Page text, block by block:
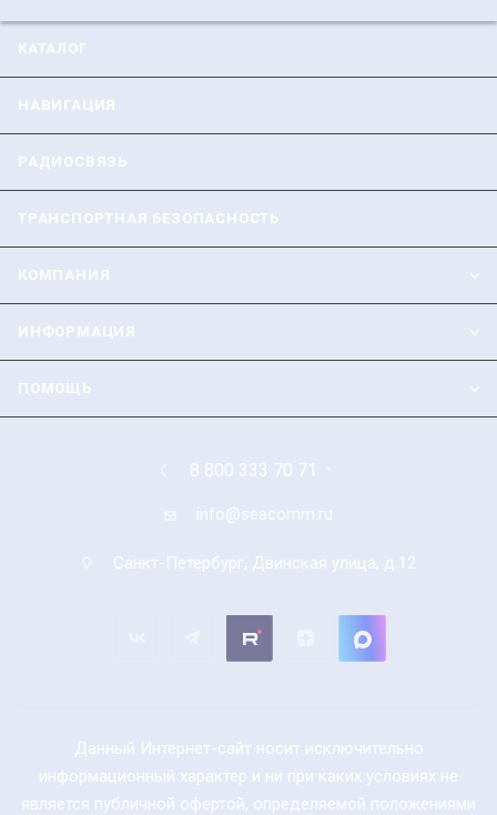
КАТАЛОГ
НАВИГАЦИЯ
РАДИОСВЯЗЬ
ТРАНСПОРТНАЯ БЕЗОПАСНОСТЬ
КОМПАНИЯ
ИНФОРМАЦИЯ
ПОМОЩЬ
8 800 333 70 71
info@seacomm.ru
Санкт-Петербург, Двинская улица, д.12
Данный Интернет-сайт носит исключительно
информационный характер и ни при каких условиях не
является публичной офертой, определяемой положениями